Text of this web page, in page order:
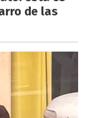
de las